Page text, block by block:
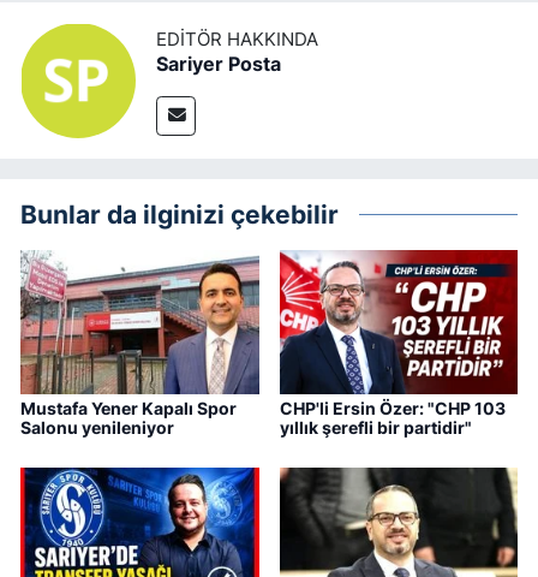
EDITÖR HAKKINDA
Sariyer Posta
Bunlar da ilginizi çekebilir
Mustafa Yener Kapalı Spor
Salonu yenileniyor
CHP'li Ersin Özer: "CHP 103
yıllık şerefli bir partidir"